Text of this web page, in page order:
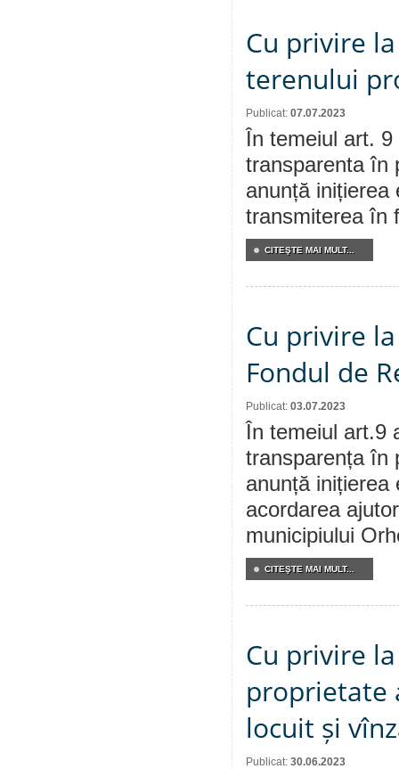
Cu privire
terenului
Publicat: 07.07.2023
În temeiul art.
transparenta în
anunță inițierea
transmiterea în
CITEŞTE MAI MULT...
Cu privire
Fondul de
Publicat: 03.07.2023
În temeiul art.9
transparența în
anunță inițierea
acordarea
municipiului
CITEŞTE MAI MULT...
Cu privire
proprietate
locuit și
Publicat: 30.06.2023